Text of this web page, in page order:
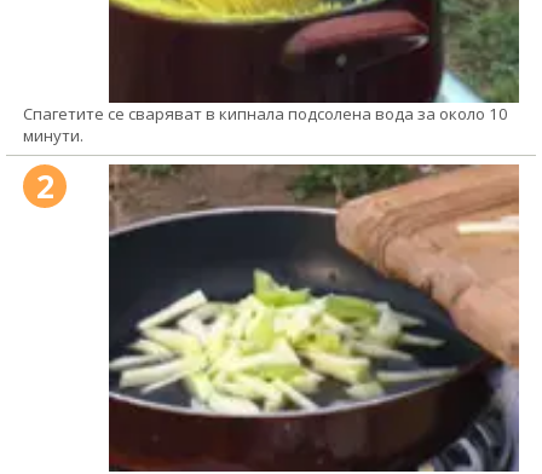
Спагетите се сваряват в кипнала подсолена вода за около 10
минути.
2